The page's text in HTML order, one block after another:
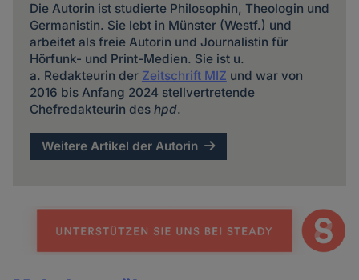
Die Autorin ist studierte Philosophin, Theologin und
Germanistin. Sie lebt in Münster (Westf.) und
arbeitet als freie Autorin und Journalistin für
Hörfunk- und Print-Medien. Sie ist u.
a. Redakteurin der Zeitschrift MIZ und war von
2016 bis Anfang 2024 stellvertretende
Chefredakteurin des hpd.
Weitere Artikel der Autorin